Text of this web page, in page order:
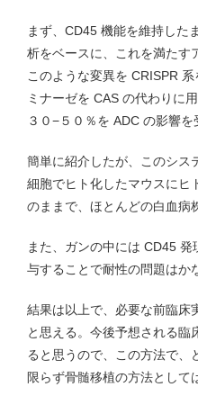
まず、CD45 機能を維持した
析をベースに、これを満たす
このような変異を CRISPR
ミナーゼを CAS の代わりに
３０−５０％を ADC の影響
簡単に紹介したが、このシス
細胞でヒト化したマウスにヒ
のままで、ほとんどの白血病
また、ガンの中には CD45
与することで耐性の問題はか
結果は以上で、必要な前臨床
と思える。今後予想される
ると思うので、この方法で、
限らず骨髄移植の方法として